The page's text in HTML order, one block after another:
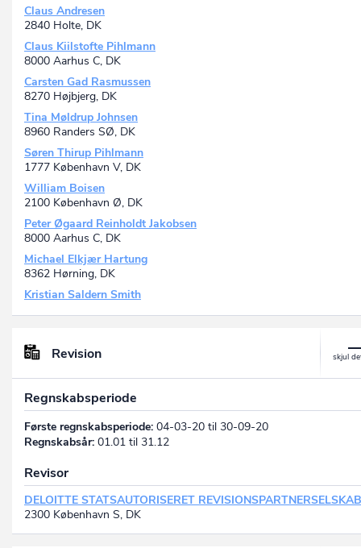
Claus Andresen
2840 Holte, DK
Claus Kiilstofte Pihlmann
8000 Aarhus C, DK
Carsten Gad Rasmussen
8270 Højbjerg, DK
Tina Møldrup Johnsen
8960 Randers SØ, DK
Søren Thirup Pihlmann
1777 København V, DK
William Boisen
2100 København Ø, DK
Peter Øgaard Reinholdt Jakobsen
8000 Aarhus C, DK
Michael Elkjær Hartung
8362 Hørning, DK
Kristian Saldern Smith
Revision
Regnskabsperiode
Første regnskabsperiode: 04-03-20 til 30-09-20
Regnskabsår: 01.01 til 31.12
Revisor
DELOITTE STATSAUTORISERET REVISIONSPARTNERSELSKAB
2300 København S, DK